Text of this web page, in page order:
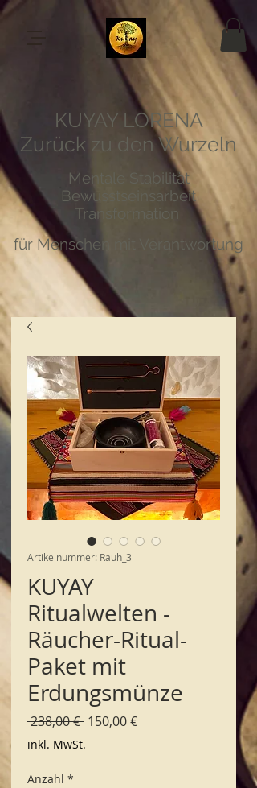
KUYAY LORENA
Zurück zu den Wurzeln
Mentale Stabilität
Bewusstseinsarbeit
Transformation
für Menschen mit Verantwortung
Artikelnummer: Rauh_3
KUYAY
Ritualwelten -
Räucher-Ritual-
Paket mit
Erdungsmünze
238,00 € Standardpreis
150,00 €Sale-
inkl. MwSt.
Anzahl *